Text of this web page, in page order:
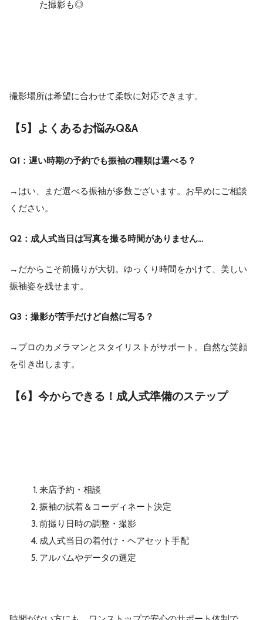
た撮影も◎
撮影場所は希望に合わせて柔軟に対応できます。
【5】よくあるお悩みQ&A
Q1：遅い時期の予約でも振袖の種類は選べる？
→はい、まだ選べる振袖が多数ございます。お早めにご相談
ください。
Q2：成人式当日は写真を撮る時間がありません…
→だからこそ前撮りが大切。ゆっくり時間をかけて、美しい
振袖姿を残せます。
Q3：撮影が苦手だけど自然に写る？
→プロのカメラマンとスタイリストがサポート。自然な笑顔
を引き出します。
【6】今からできる！成人式準備のステップ
来店予約・相談
振袖の試着＆コーディネート決定
前撮り日時の調整・撮影
成人式当日の着付け・ヘアセット手配
アルバムやデータの選定